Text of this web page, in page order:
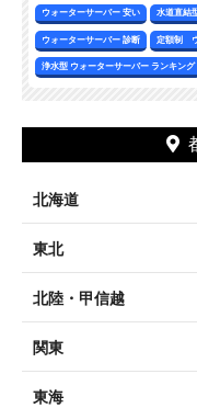
ウォーターサーバー 安い 水道直結
ウォーターサーバー 診断 定額制
浄水型 ウォーターサーバー ランキング
北海道
東北
北陸・甲信越
関東
東海